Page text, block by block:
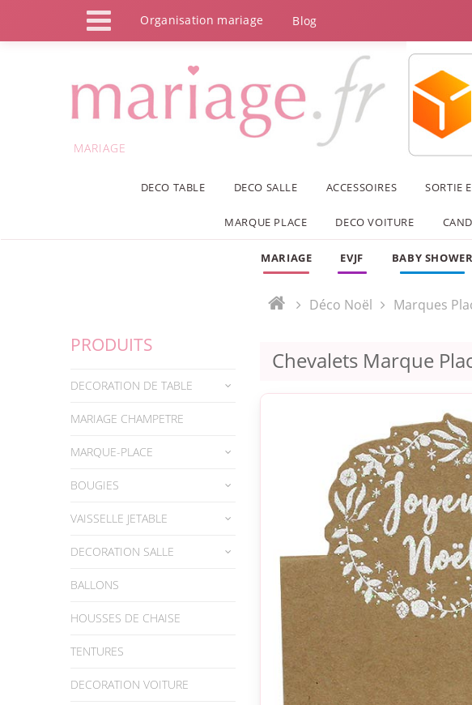
Organisation mariage Blog
MARIAGE
DECO TABLE DECO SALLE ACCESSOIRES SORTIE
MARQUE PLACE DECO VOITURE
MARIAGE EVJF BABY SHOWER
PRODUITS
DECORATION DE TABLE
MARIAGE CHAMPETRE
MARQUE-PLACE
BOUGIES
VAISSELLE JETABLE
DECORATION SALLE
BALLONS
HOUSSES DE CHAISE
TENTURES
DECORATION VOITURE
Déco Noël Marques
Chevalets Marque
Panneau de gestion des cookies